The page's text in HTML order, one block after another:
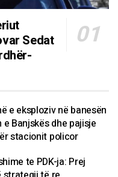
Sedat
e eksploziv në banesën
Banjskës dhe pajisje
stacionit policor
te PDK-ja: Prej